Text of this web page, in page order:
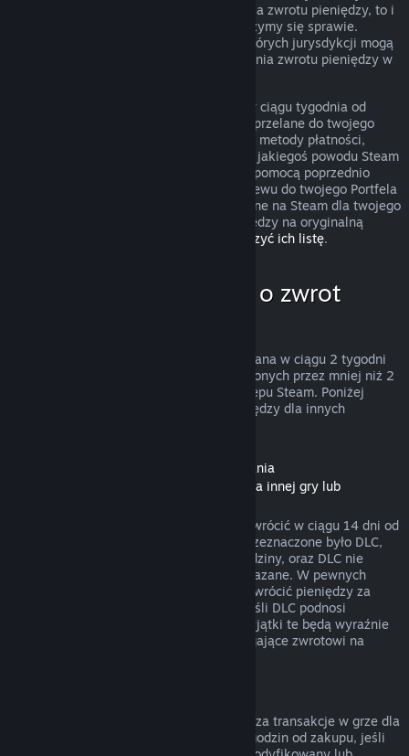
przypadek nie podlega zasadom uzyskania zwrotu pieniędzy, to i
tak możesz o niego poprosić, a my przyjrzymy się sprawie.
Konsumenci zamieszkujący obszary niektórych jurysdykcji mogą
mieć dodatkowe prawa dotyczące uzyskania zwrotu pieniędzy w
Zwrócimy ci całkowitą kwotę pieniężną w ciągu tygodnia od
zatwierdzenia zwrotu. Pieniądze zostaną przelane do twojego
Portfela Steam lub przy pomocy tej samej metody płatności,
której użyto do dokonania zakupu. Jeśli z jakiegoś powodu Steam
nie będzie w stanie zwrócić pieniędzy za pomocą poprzednio
użytej metody płatności, dokonamy przelewu do twojego Portfela
Steam. Niektóre metody płatności dostępne na Steam dla twojego
kraju mogą nie wspierać zwracania pieniędzy na oryginalną
Kliknij tutaj, aby zobaczyć ich listę.
Kiedy można poprosić o zwrot
Oferta zwrotu pieniędzy na Steam, dokonana w ciągu 2 tygodni
od daty zakupu i dla produktów uruchomionych przez mniej niż 2
godziny, dotyczy gier i programów ze Sklepu Steam. Poniżej
znajduje się opis działania zwrotów pieniędzy dla innych
Zwroty pieniędzy dla zawartości do pobrania
(zawartości ze Sklepu Steam dostępnej dla innej gry lub
DLC zakupione w Sklepie Steam można zwrócić w ciągu 14 dni od
daty zakupu, jeśli produkt, dla którego przeznaczone było DLC,
był uruchamiany przez mniej niż dwie godziny, oraz DLC nie
zostało zużyte, zmodyfikowane lub przekazane. W pewnych
przypadkach Steam nie będzie w stanie zwrócić pieniędzy za
niektóre DLC firm trzecich (na przykład jeśli DLC podnosi
nieodwracalnie poziom postaci z gry). Wyjątki te będą wyraźnie
oznaczone przed zakupem jako niepodlegające zwrotowi na
Steam będzie w stanie zwrócić pieniądze za transakcje w grze dla
wszystkich tytułów od Valve w ciągu 48 godzin od zakupu, jeśli